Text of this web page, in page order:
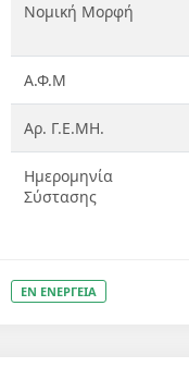
Νομική Μορφή
Α.Φ.Μ
Αρ. Γ.Ε.ΜΗ.
Ημερομηνία
Σύστασης
ΕΝ ΕΝΕΡΓΕΙΑ